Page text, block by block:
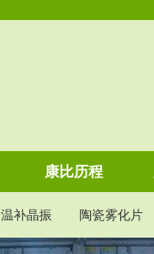
康比历程
温补晶振 陶瓷雾化片